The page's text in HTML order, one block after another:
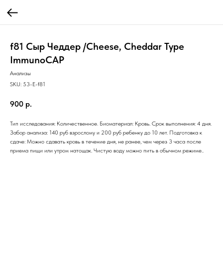
f81 Сыр Чеддер /Cheese, Сheddar Type
ImmunoCAP
Анализы
SKU: 53-E-f81
900 р.
Тип исследования: Количественное. Биоматериал: Кровь. Срок выполнения: 4 дня.
Забор анализа: 140 руб взрослому и 200 руб ребенку до 10 лет. Подготовка к
сдаче: Можно сдавать кровь в течение дня, не ранее, чем через 3 часа после
приема пищи или утром натощак. Чистую воду можно пить в обычном режиме..